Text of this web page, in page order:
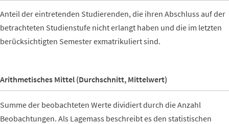
Anteil der eintretenden Studierenden, die ihren Abschluss auf der
betrachteten Studienstufe nicht erlangt haben und die im letzten
berücksichtigten Semester exmatrikuliert sind.
Arithmetisches Mittel (Durchschnitt, Mittelwert)
Summe der beobachteten Werte dividiert durch die Anzahl
Beobachtungen. Als Lagemass beschreibt es den statistischen